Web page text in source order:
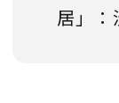
居」